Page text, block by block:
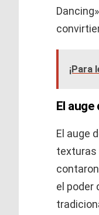
¡Para
El
El auge
texturas
el poder